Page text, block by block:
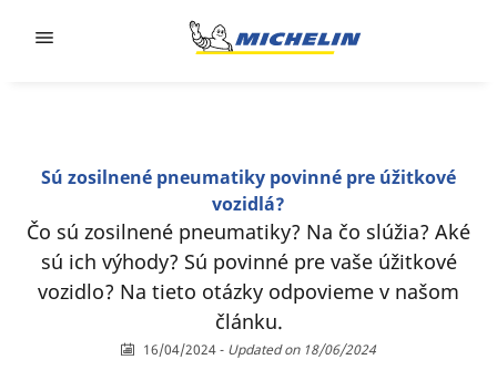
Sú zosilnené pneumatiky povinné pre úžitkové
vozidlá?
Čo sú zosilnené pneumatiky? Na čo slúžia? Aké
sú ich výhody? Sú povinné pre vaše úžitkové
vozidlo? Na tieto otázky odpovieme v našom
článku.
16/04/2024- Updated on 18/06/2024